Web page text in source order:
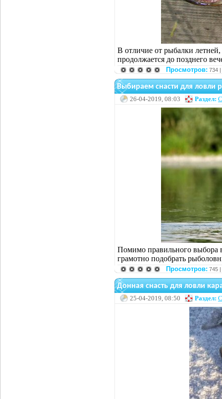
В отличие от рыбалки
продолжается до позднего
Просмотров: 734 |
Выбираем снасти для ловли
26-04-2019, 08:03 Раздел:
Помимо правильного выбора
грамотно подобрать
Просмотров: 745 |
Донная снасть для ловли
25-04-2019, 08:50 Раздел: